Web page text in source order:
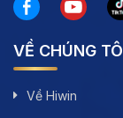
VỀ CHÚNG
Về Hiwin